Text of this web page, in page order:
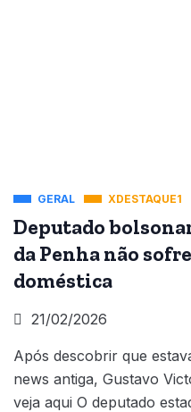
GERAL XDESTAQUE1
Deputado
da Penha não
doméstica
21/02/2026
Após descobrir que
news antiga, Gustavo
veja aqui O deputado